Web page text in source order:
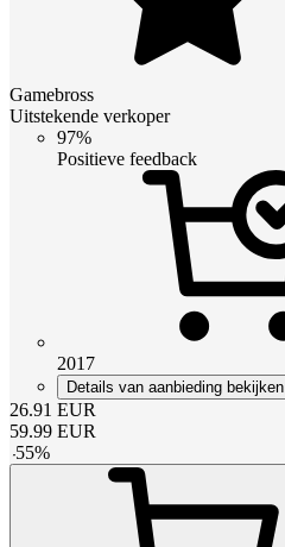
Gamebross
Uitstekende verkoper
97%
Positieve feedback
2017
Details van aanbieding bekijken
26.91 EUR
59.99 EUR
-55%